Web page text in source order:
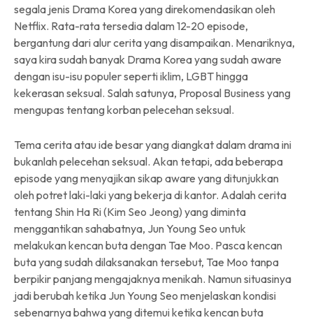
segala jenis Drama Korea yang direkomendasikan oleh
Netflix. Rata-rata tersedia dalam 12-20 episode,
bergantung dari alur cerita yang disampaikan. Menariknya,
saya kira sudah banyak Drama Korea yang sudah aware
dengan isu-isu populer seperti iklim, LGBT hingga
kekerasan seksual. Salah satunya, Proposal Business yang
mengupas tentang korban pelecehan seksual.
Tema cerita atau ide besar yang diangkat dalam drama ini
bukanlah pelecehan seksual. Akan tetapi, ada beberapa
episode yang menyajikan sikap aware yang ditunjukkan
oleh potret laki-laki yang bekerja di kantor. Adalah cerita
tentang Shin Ha Ri (Kim Seo Jeong) yang diminta
menggantikan sahabatnya, Jun Young Seo untuk
melakukan kencan buta dengan Tae Moo. Pasca kencan
buta yang sudah dilaksanakan tersebut, Tae Moo tanpa
berpikir panjang mengajaknya menikah. Namun situasinya
jadi berubah ketika Jun Young Seo menjelaskan kondisi
sebenarnya bahwa yang ditemui ketika kencan buta